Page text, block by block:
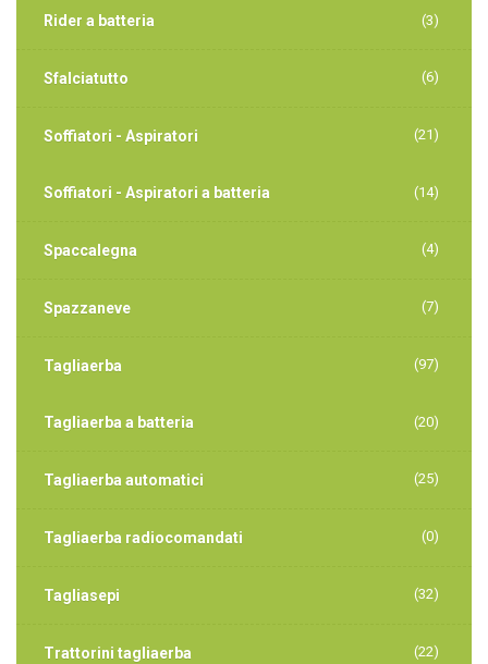
Rider a batteria (3)
Sfalciatutto (6)
Soffiatori - Aspiratori (21)
Soffiatori - Aspiratori a batteria (14)
Spaccalegna (4)
Spazzaneve (7)
Tagliaerba (97)
Tagliaerba a batteria (20)
Tagliaerba automatici (25)
Tagliaerba radiocomandati (0)
Tagliasepi (32)
Trattorini tagliaerba (22)